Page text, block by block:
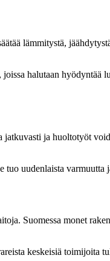
lämmitystä,
halutaan hyödyntää
ja huoltotyöt
tuo uudenlaista varmuutta
Suomessa monet
keskeisiä toimijoita